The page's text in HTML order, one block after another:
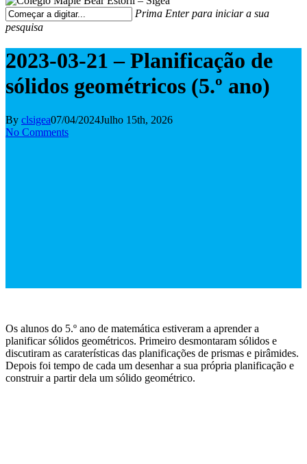
Prima Enter para iniciar a sua
pesquisa
Pesquisa
2023-03-21 – Planificação de
sólidos geométricos (5.º ano)
By clsigea07/04/2024Julho 15th, 2026
No Comments
Os alunos do 5.º ano de matemática estiveram a aprender a
planificar sólidos geométricos. Primeiro desmontaram sólidos e
discutiram as caraterísticas das planificações de prismas e pirâmides.
Depois foi tempo de cada um desenhar a sua própria planificação e
construir a partir dela um sólido geométrico.